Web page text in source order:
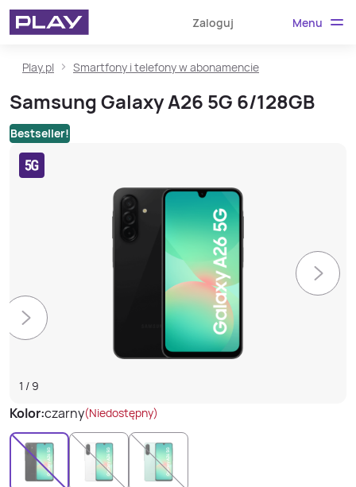
Zaloguj Menu
Play.pl Smartfony i telefony w abonamencie
Samsung Galaxy A26 5G 6/128GB
Bestseller!
1 / 9
Kolor:czarny(Niedostępny)